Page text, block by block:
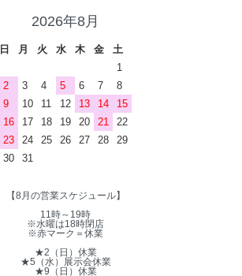
2026年8月
日 月 火 水 木 金
土
1
2
3 4 5 6 7
8
9
10 11 12 13 14
15
16
17 18 19 20 21
22
23
24 25 26 27 28
29
30
31
【8月の営業スケジュール】
11時～19時
※水曜は18時閉店
※赤マーク＝休業
★2（日）休業
★5（水）展示会休業
★9（日）休業